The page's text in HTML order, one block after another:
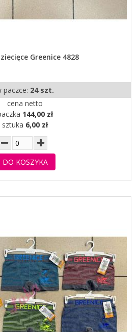
Greenice 4828
paczce: 24 szt.
cena netto
144,00 zł
sztuka 6,00 zł
DO KOSZYKA